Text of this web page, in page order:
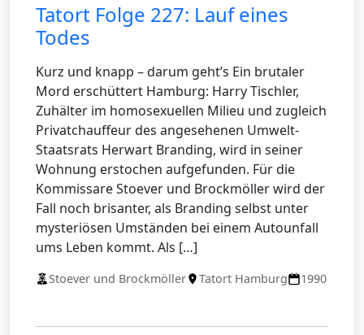
Tatort Folge 227: Lauf eines
Todes
Kurz und knapp – darum geht’s Ein brutaler
Mord erschüttert Hamburg: Harry Tischler,
Zuhälter im homosexuellen Milieu und zugleich
Privatchauffeur des angesehenen Umwelt-
Staatsrats Herwart Branding, wird in seiner
Wohnung erstochen aufgefunden. Für die
Kommissare Stoever und Brockmöller wird der
Fall noch brisanter, als Branding selbst unter
mysteriösen Umständen bei einem Autounfall
ums Leben kommt. Als […]
Stoever und Brockmöller Tatort Hamburg 1990